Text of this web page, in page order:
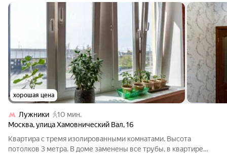
хорошая цена
Лужники
10 мин.
Москва,улица Хамовнический Вал,16
Квартира с тремя изолированными комнатами. Высота
потолков 3 метра. В доме заменены все трубы, в квартире